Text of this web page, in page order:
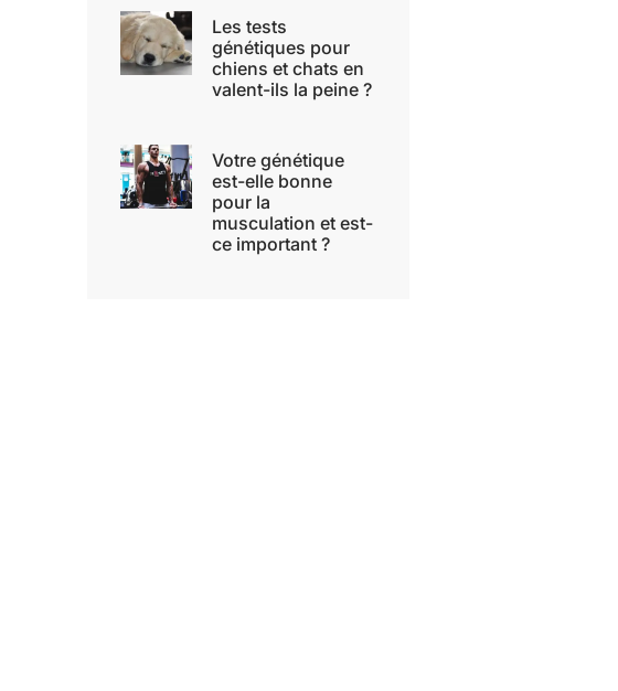
Les tests
génétiques pour
chiens et chats en
valent-ils la peine ?
Votre génétique
est-elle bonne
pour la
musculation et est-
ce important ?